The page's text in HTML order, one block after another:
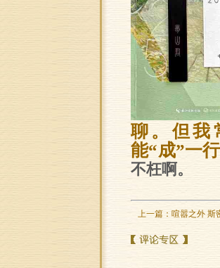
聊。但我
能“成”一
不枉啊。
上一篇： 喧嚣之外 斯